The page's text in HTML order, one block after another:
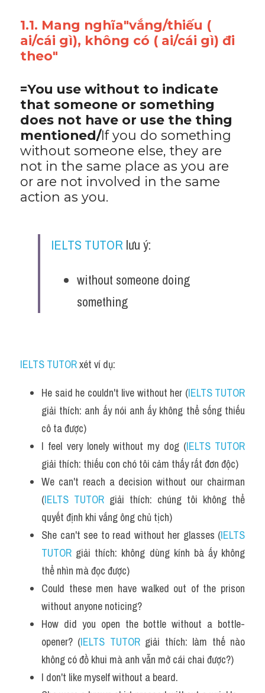
1.1. Mang nghĩa"vắng/thiếu (
ai/cái gì), không có ( ai/cái gì) đi
theo"
=You use without to indicate
that someone or something
does not have or use the thing
mentioned/If you do something
without someone else, they are
not in the same place as you are
or are not involved in the same
action as you.
IELTS TUTOR lưu ý:
without someone doing
something
IELTS TUTOR xét ví dụ:
He said he couldn't live without her (IELTS TUTOR
giải thích: anh ấy nói anh ấy không thể sống thiếu
cô ta được)
I feel very lonely without my dog (IELTS TUTOR
giải thích: thiếu con chó tôi cảm thấy rất đơn độc)
We can't reach a decision without our chairman
(IELTS TUTOR giải thích: chúng tôi không thể
quyết định khi vắng ông chủ tịch)
She can't see to read without her glasses (IELTS
TUTOR giải thích: không dùng kính bà ấy không
thể nhìn mà đọc được)
Could these men have walked out of the prison
without anyone noticing?
How did you open the bottle without a bottle-
opener? (IELTS TUTOR giải thích: làm thế nào
không có đồ khui mà anh vẫn mở cái chai được?)
I don't like myself without a beard.